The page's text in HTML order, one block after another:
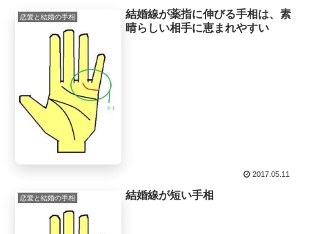
恋愛と結婚の手相
結婚線が薬指に伸びる手相は、素
晴らしい相手に恵まれやすい
2017.05.11
恋愛と結婚の手相 結婚線が短い手相